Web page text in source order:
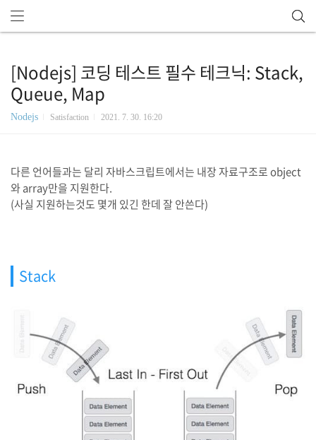
[Nodejs] 코딩 테스트 필수 테크닉: Stack,
Queue, Map
Nodejs Satisfaction 2021. 7. 30. 16:20
다른 언어들과는 달리 자바스크립트에서는 내장 자료구조로 object
와 array만을 지원한다.
(사실 지원하는것도 몇개 있긴 한데 잘 안쓴다)
Stack